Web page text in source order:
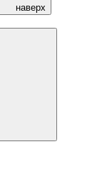
наверх